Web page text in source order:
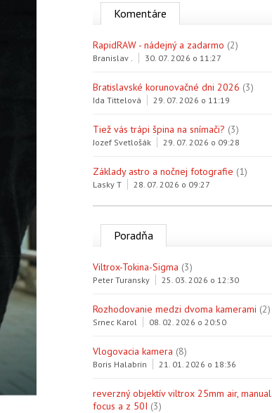
Komentáre
RapidRAW - nádejný a zadarmo (2)
Branislav . 30. 07. 2026 o 11:27
Bratislavské korunovačné dni 2026 (3)
Ida Tittelová 29. 07. 2026 o 11:19
Tiež vás trápi špina na snímači? (3)
Jozef Svetlošák 29. 07. 2026 o 09:28
Základy astro a nočnej fotografie (1)
Lasky T 28. 07. 2026 o 09:27
Poradňa
Viltrox-Tokina-Sigma (3)
Peter Turansky 25. 03. 2026 o 12:30
Rozhodovanie medzi dvoma kamerami (2)
Srnec Karol 08. 02. 2026 o 20:50
Vlogovacia kamera (8)
Boris Halabrin 21. 01. 2026 o 18:36
reverzný objektív viltrox 25mm air, manual
focus a z 50I (3)